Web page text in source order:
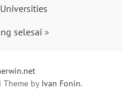
selesai »
Theme by Ivan Fonin.